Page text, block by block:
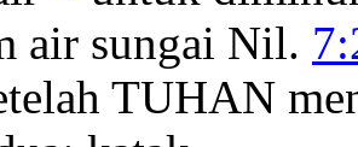
air sungai Nil.
TUHAN